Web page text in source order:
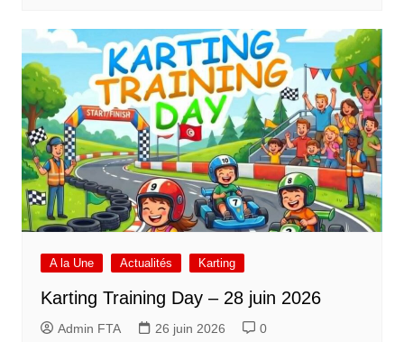
A la Une Actualités Karting
Karting Training Day – 28 juin 2026
Admin FTA 26 juin 2026 0